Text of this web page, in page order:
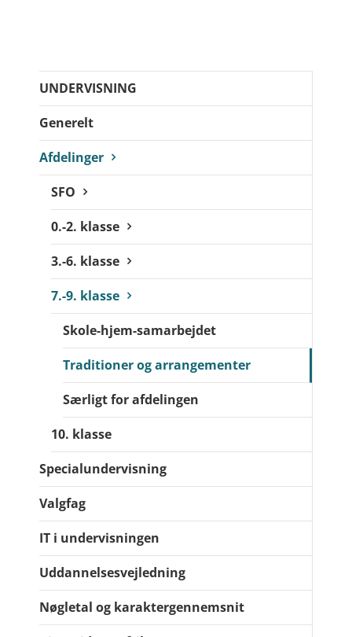
UNDERVISNING
Generelt
Afdelinger
SFO
0.-2. klasse
3.-6. klasse
7.-9. klasse
Skole-hjem-samarbejdet
Traditioner og arrangementer
Særligt for afdelingen
10. klasse
Specialundervisning
Valgfag
IT i undervisningen
Uddannelsesvejledning
Nøgletal og karaktergennemsnit